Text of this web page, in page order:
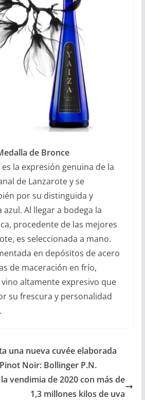
de Bronce
es la expresión genuina de la
de Lanzarote y se
por su distinguida y
Al llegar a bodega la
procedente de las mejores
es seleccionada a mano.
en depósitos de acero
de maceración en frío,
altamente expresivo que
su frescura y personalidad
una nueva cuvée elaborada
Noir: Bollinger P.N.
vendimia de 2020 con más de
1,3 millones kilos de uva